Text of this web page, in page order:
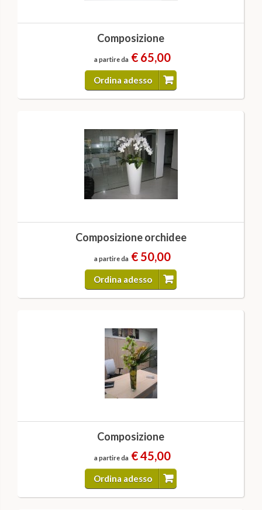
Composizione
a partire da € 65,00
Ordina adesso
Composizione orchidee
a partire da € 50,00
Ordina adesso
Composizione
a partire da € 45,00
Ordina adesso